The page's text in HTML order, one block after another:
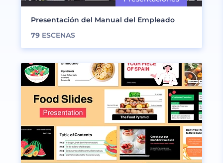
Presentación del Manual del Empleado
79 ESCENAS